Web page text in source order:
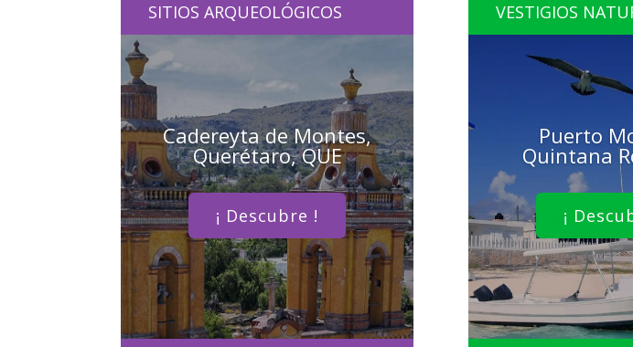
SITIOS ARQUEOLÓGICOS
Cadereyta de Montes,
Querétaro, QUE
¡ Descubre !
VESTIGIOS
Puerto
Quintana
¡